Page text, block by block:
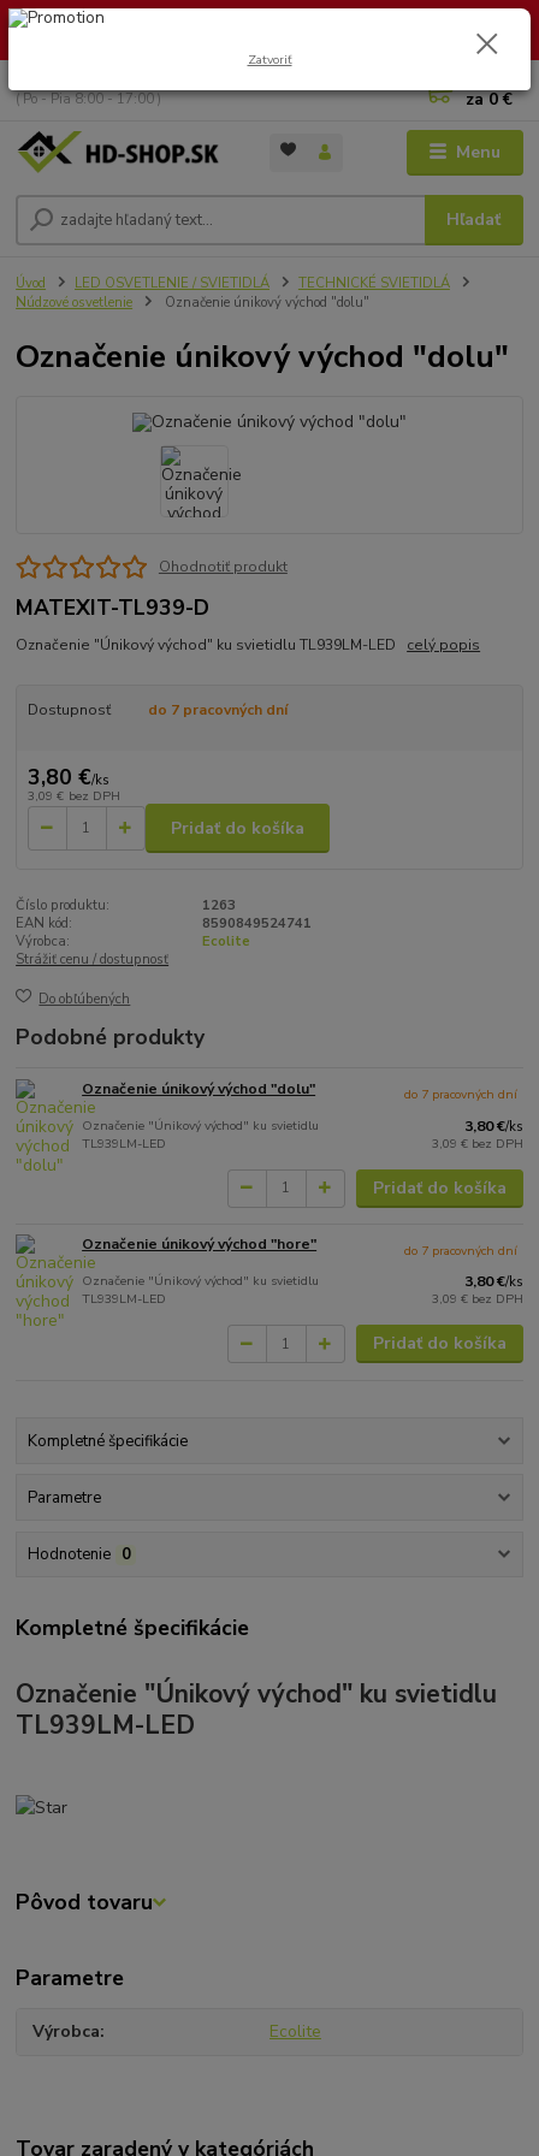
🏖️ DOVOLENKA 30.7.2026 – 9.8.2026 · Objednávky vybavíme po
Menu
Hľadať
( Po - Pia 8:00 - 17:00 )
za0 €
Úvod LED OSVETLENIE / SVIETIDLÁ
TECHNICKÉ SVIETIDLÁ
Núdzové osvetlenie
Označenie únikový východ "dolu"
Označenie únikový východ "dolu"
Ohodnotiť produkt
MATEXIT-TL939-D
Označenie "Únikový východ" ku svietidlu TL939LM-LED celý popis
Dostupnosť do 7 pracovných dní
3,80 €/ks
3,09 € bez DPH
Pridať do košíka
Číslo produktu:
1263
EAN kód:
8590849524741
Výrobca:
Ecolite
Strážiť cenu / dostupnosť
Do obľúbených
Podobné produkty
Označenie únikový východ "dolu"
Označenie "Únikový východ" ku svietidlu
TL939LM-LED
3,80 €/ks
3,09 € bez DPH
do 7 pracovných dní
Pridať do košíka
Označenie únikový východ "hore"
Označenie "Únikový východ" ku svietidlu
TL939LM-LED
3,80 €/ks
3,09 € bez DPH
do 7 pracovných dní
Pridať do košíka
Kompletné špecifikácie
Parametre
Hodnotenie 0
Kompletné špecifikácie
Označenie "Únikový východ" ku svietidlu
TL939LM-LED
Pôvod tovaru
Parametre
Výrobca Ecolite
Tovar zaradený v kategóriách
Zatvoriť